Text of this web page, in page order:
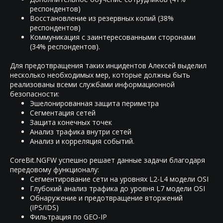
респондентов)
Восстановление из резервных копий (38%
респондентов)
Коммуникация с заинтересованными сторонами
(34% респондентов).
Для предотвращения таких инцидентов Алексей выделил
несколько необходимых мер, которые должны быть
реализованы всеми службами информационной
безопасности:
Эшелонированная защита периметра
Сегментация сетей
Защита конечных точек
Анализ трафика внутри сетей
Анализ и корреляция событий.
CoreBit.NGFW успешно решает данные задачи благодаря
передовому функционалу:
Сегментирование сети на уровнях L2-L4 модели OSI
Глубокий анализ трафика до уровня L7 модели OSI
Обнаружение и предотвращение вторжений
(IPS/IDS)
Фильтрация по GEO-IP